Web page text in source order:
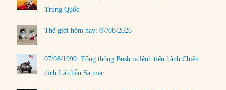
Trung Quốc
Thế giới hôm nay: 07/08/2026
07/08/1990: Tổng thống Bush ra lệnh tiến hành Chiến
dịch Lá chắn Sa mạc